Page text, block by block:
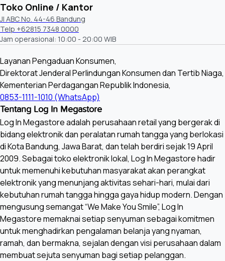
Toko Online / Kantor
Jl ABC No. 44-46 Bandung
Telp +62815 7348 0000
Jam operasional: 10:00 - 20:00 WIB
Layanan Pengaduan Konsumen,
Direktorat Jenderal Perlindungan Konsumen dan Tertib Niaga,
Kementerian Perdagangan Republik Indonesia,
0853-1111-1010 (WhatsApp)
Tentang Log In Megastore
Log In Megastore adalah perusahaan retail yang bergerak di
bidang elektronik dan peralatan rumah tangga yang berlokasi
di Kota Bandung, Jawa Barat, dan telah berdiri sejak 19 April
2009. Sebagai toko elektronik lokal, Log In Megastore hadir
untuk memenuhi kebutuhan masyarakat akan perangkat
elektronik yang menunjang aktivitas sehari-hari, mulai dari
kebutuhan rumah tangga hingga gaya hidup modern. Dengan
mengusung semangat “We Make You Smile”, Log In
Megastore memaknai setiap senyuman sebagai komitmen
untuk menghadirkan pengalaman belanja yang nyaman,
ramah, dan bermakna, sejalan dengan visi perusahaan dalam
membuat sejuta senyuman bagi setiap pelanggan.